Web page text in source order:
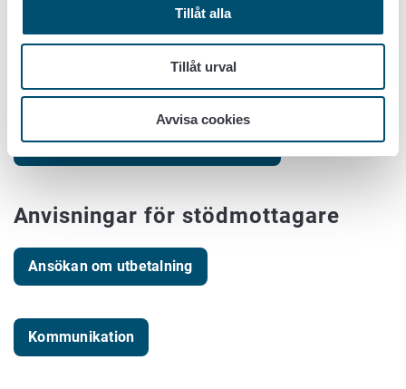
Tillåt alla
Tillåt urval
Avvisa cookies
anskaffning av djur, eftersom användningstiden för
anskaffningarna ska vara begränsad till tiden för
Så här ansöker du om stöd
Så här ansöker du om företagsstöd
Anvisningar för stödmottagare
Ansökan om utbetalning
Kommunikation